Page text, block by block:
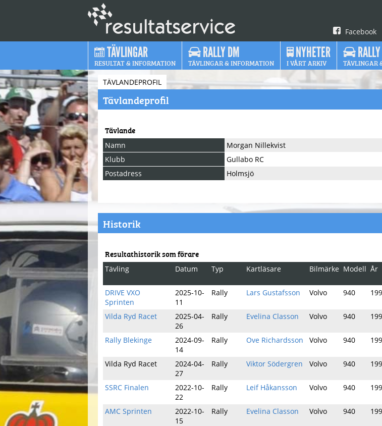
Facebook
TÄVLINGAR
RESULTAT & INFORMATION
RALLY DM
TÄVLINGAR & INFORMATION
NYHETER
I VÅRT ARKIV TÄVLINGAR
TÄVLANDEPROFIL
Tävlandeprofil
Tävlande
Namn
Morgan Nillekvist
Klubb
Gullabo RC
Postadress
Holmsjö
Historik
Resultathistorik som förare
Tävling Datum Typ Kartläsare Bilmärke Modell År
DRIVE VXO
Sprinten
2025-10-
11
Rally Lars Gustafsson Volvo 940
Vilda Ryd Racet
2025-04-
26
Rally Evelina Classon Volvo 940
Rally Blekinge
2024-09-
14
Rally Ove Richardsson Volvo 940
Vilda Ryd Racet
2024-04-
27
Rally Viktor Södergren Volvo 940
SSRC Finalen
2022-10-
22
Rally Leif Håkansson Volvo 940
AMC Sprinten
2022-10-
15
Rally Evelina Classon Volvo 940